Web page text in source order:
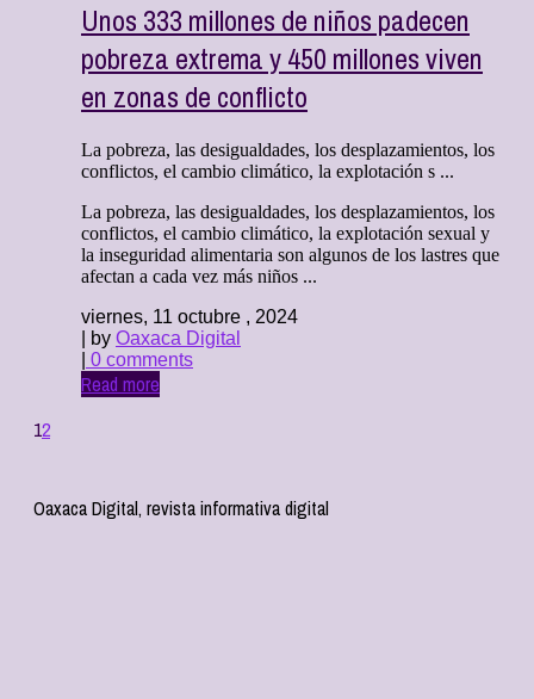
Unos 333 millones de niños padecen
pobreza extrema y 450 millones viven
en zonas de conflicto
La pobreza, las desigualdades, los desplazamientos, los
conflictos, el cambio climático, la explotación s ...
La pobreza, las desigualdades, los desplazamientos, los
conflictos, el cambio climático, la explotación sexual y
la inseguridad alimentaria son algunos de los lastres que
afectan a cada vez más niños ...
viernes, 11 octubre , 2024
| by Oaxaca Digital
0 comments
Read more
12
Oaxaca Digital, revista informativa digital